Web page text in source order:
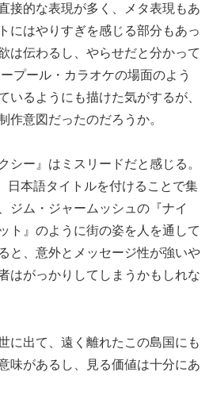
接的な表現が多く、メタ表現もあ
にはやりすぎを感じる部分もあっ
は伝わるし、やらせだと分かって
プール・カラオケの場面のよう
いるようにも描けた気がするが、
作意図だったのだろうか。
シー』はミスリードだと感じる。
日本語タイトルを付けることで集
ジム・ジャームッシュの『ナイ
ト』のように街の姿を人を通して
と、意外とメッセージ性が強いや
はがっかりしてしまうかもしれな
に出て、遠く離れたこの島国にも
味があるし、見る価値は十分にあ